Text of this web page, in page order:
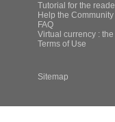
Tutorial for the
Help the
FAQ
Virtual currency :
Terms of Use
Sitemap